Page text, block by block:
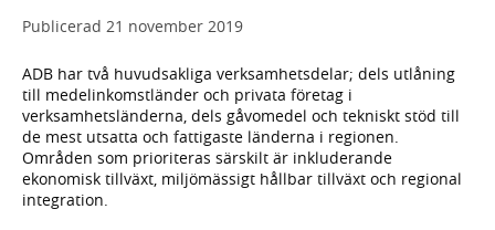
Publicerad 21 november 2019
ADB har två huvudsakliga verksamhetsdelar; dels utlåning
till medelinkomstländer och privata företag i
verksamhetsländerna, dels gåvomedel och tekniskt stöd till
de mest utsatta och fattigaste länderna i regionen.
Områden som prioriteras särskilt är inkluderande
ekonomisk tillväxt, miljömässigt hållbar tillväxt och regional
integration.